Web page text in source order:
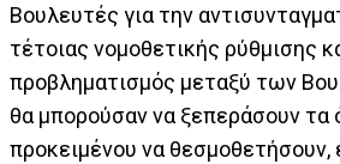
Βουλευτές για την
τέτοιας νομοθετικής ρύθμισης
προβληματισμός μεταξύ των
θα μπορούσαν να ξεπεράσουν τα
προκειμένου να θεσμοθετήσουν,